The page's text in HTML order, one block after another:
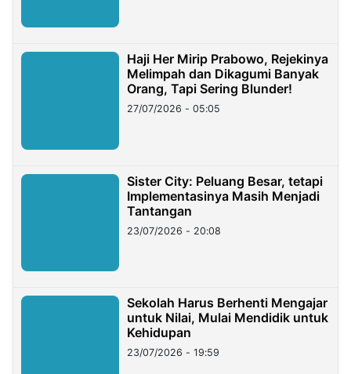
Haji Her Mirip Prabowo, Rejekinya
Melimpah dan Dikagumi Banyak
Orang, Tapi Sering Blunder!
27/07/2026 - 05:05
Sister City: Peluang Besar, tetapi
Implementasinya Masih Menjadi
Tantangan
23/07/2026 - 20:08
Sekolah Harus Berhenti Mengajar
untuk Nilai, Mulai Mendidik untuk
Kehidupan
23/07/2026 - 19:59